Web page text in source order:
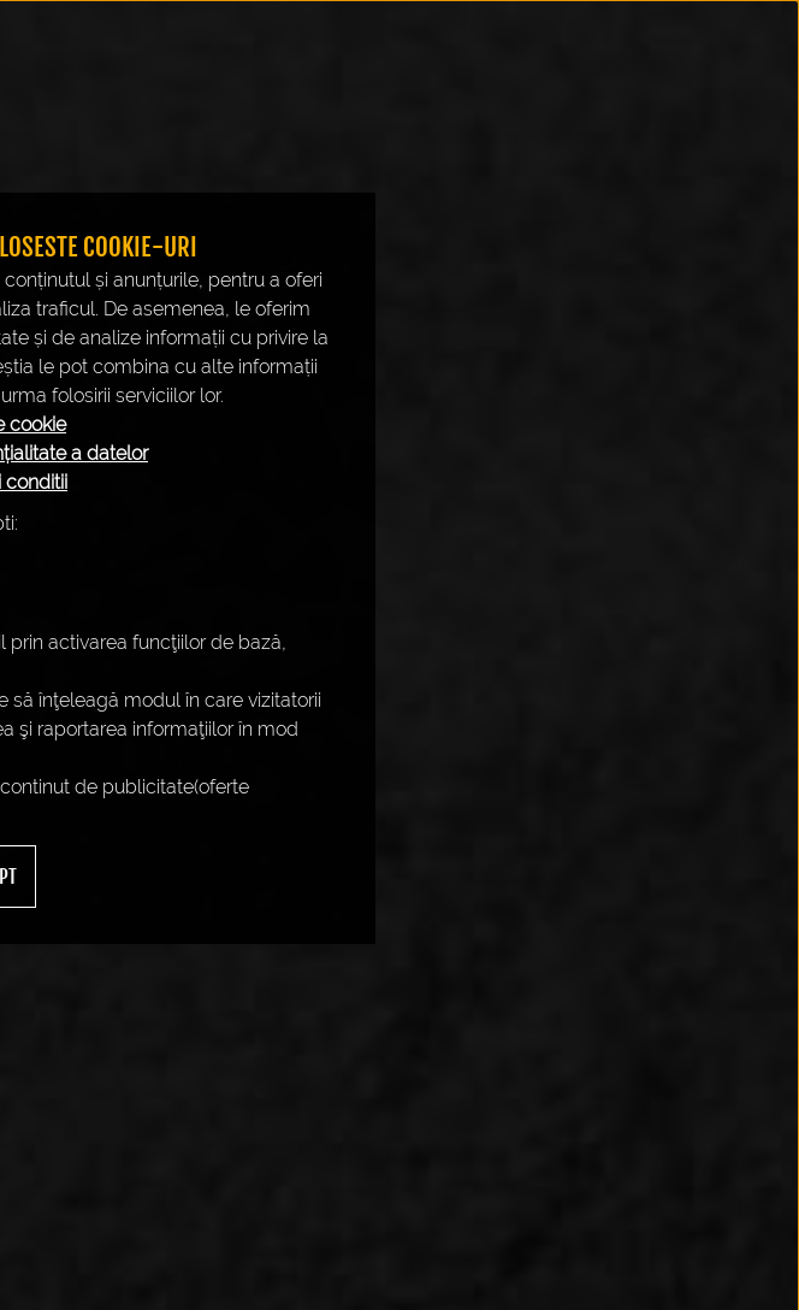
COOKIE-URI
și anunțurile, pentru a oferi
traficul. De asemenea, le oferim
și de analize informații cu privire la
le pot combina cu alte informații
folosirii serviciilor lor.
cookie
a datelor
conditii
prin activarea funcţiilor de bază,
să înţeleagă modul în care vizitatorii
şi raportarea informaţiilor în mod
de publicitate(oferte